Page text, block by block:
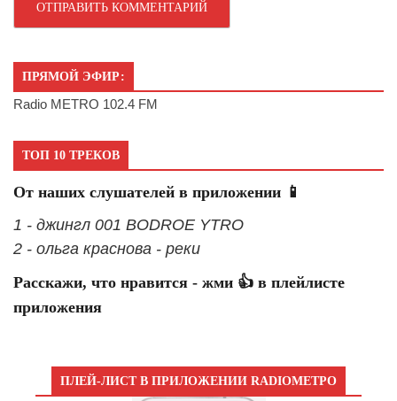
ПРЯМОЙ ЭФИР:
Radio METRO 102.4 FM
ТОП 10 ТРЕКОВ
От наших слушателей в приложении 📱
1 - джингл 001 BODROE YTRO
2 - ольга краснова - реки
Расскажи, что нравится - жми 👍 в плейлисте
приложения
ПЛЕЙ-ЛИСТ В ПРИЛОЖЕНИИ RADIOМЕТРО